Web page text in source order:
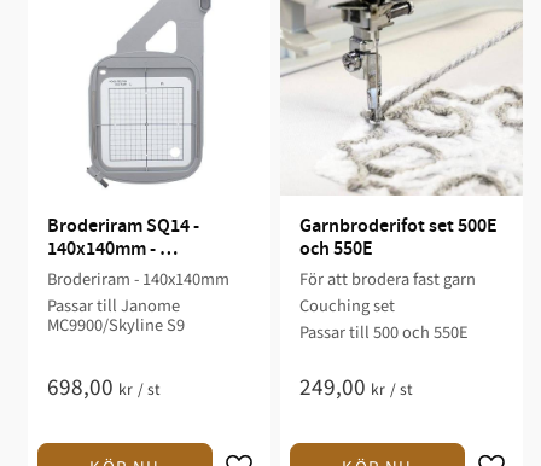
Broderiram SQ14 -
140x140mm -
MC9900/Skyline S9
Broderiram - 140x140mm
Passar till Janome
MC9900/Skyline S9
698,00 kr /st
Garnbroderifot set 500E
och 550E
För att brodera fast garn
Couching set
Passar till 500 och 550E
249,00 kr /st